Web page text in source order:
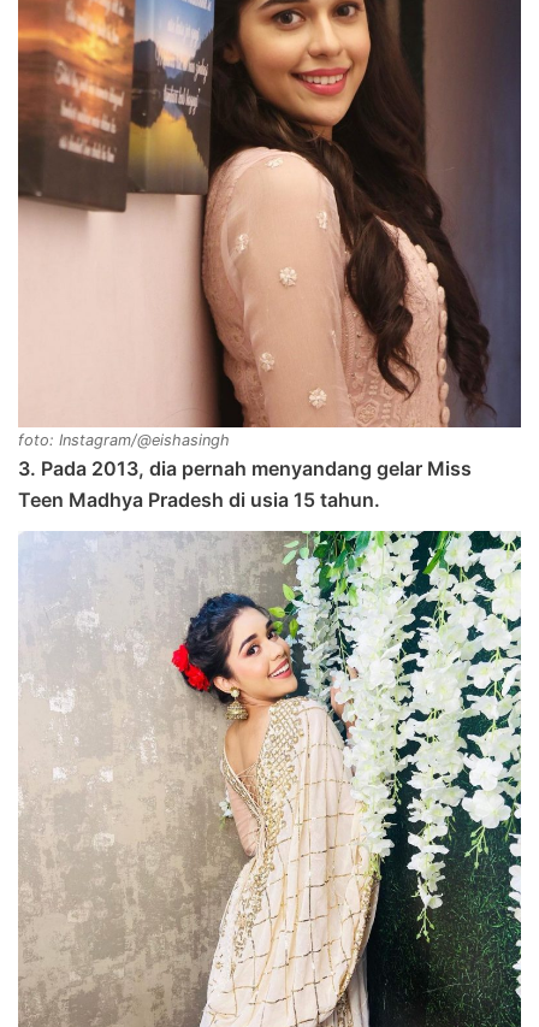
foto: Instagram/@eishasingh
3. Pada 2013, dia pernah menyandang gelar Miss
Teen Madhya Pradesh di usia 15 tahun.